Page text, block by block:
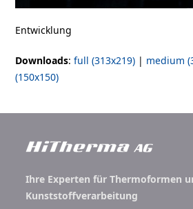
Entwicklung
Downloads:full (313x219) | medium
(150x150)
Ihre Experten für Thermoformen
Kunststoffverarbeitung